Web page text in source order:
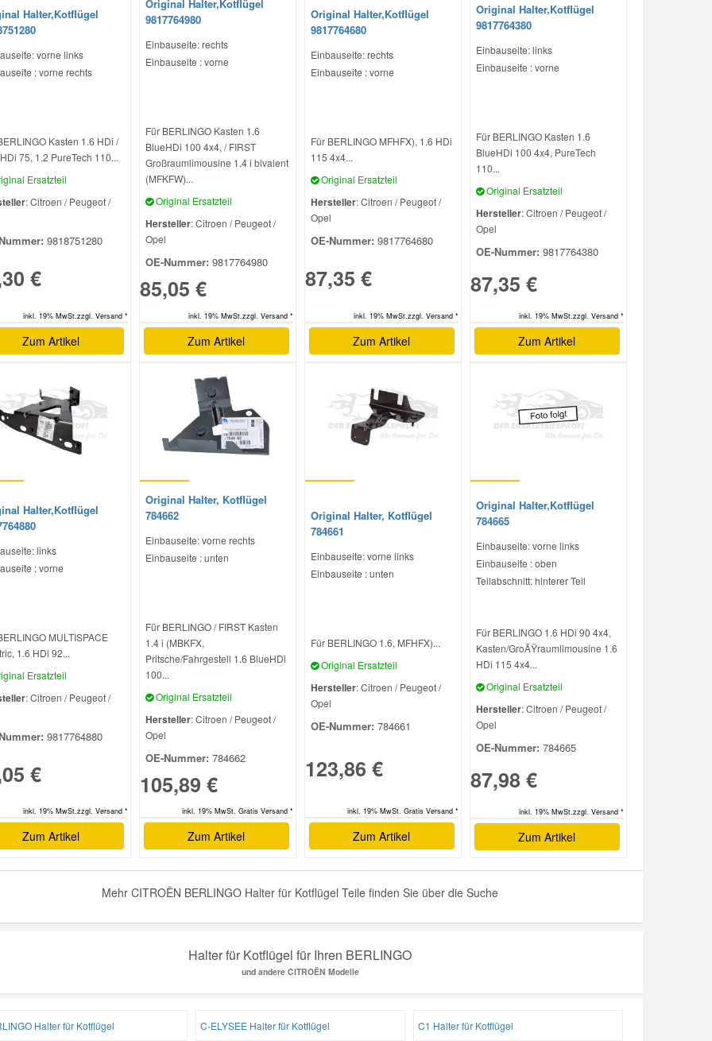
Halter,Kotflügel
vorne links
: vorne rechts
Kasten 1.6 HDi /
75, 1.2 PureTech 110...
Ersatzteil
: Citroen / Peugeot /
9818751280
€
inkl. 19% MwSt.zzgl. Versand *
Zum Artikel
Original Halter,Kotflügel
9817764980
Einbauseite: rechts
Einbauseite : vorne
Für BERLINGO Kasten 1.6
BlueHDi 100 4x4, / FIRST
Großraumlimousine 1.4 i bivalent
(MFKFW)...
Original Ersatzteil
Hersteller: Citroen / Peugeot /
Opel
OE-Nummer: 9817764980
85,05 €
inkl. 19% MwSt.zzgl. Versand *
Zum Artikel
Original Halter,Kotflügel
9817764680
Einbauseite: rechts
Einbauseite : vorne
Für BERLINGO MFHFX), 1.6 HDi
115 4x4...
Original Ersatzteil
Hersteller: Citroen / Peugeot /
Opel
OE-Nummer: 9817764680
87,35 €
inkl. 19% MwSt.zzgl. Versand *
Zum Artikel
Original Halter,Kotflügel
9817764380
Einbauseite: links
Einbauseite : vorne
Für BERLINGO Kasten 1.6
BlueHDi 100 4x4, PureTech
110...
Original Ersatzteil
Hersteller: Citroen / Peugeot /
Opel
OE-Nummer: 9817764380
87,35 €
inkl. 19% MwSt.zzgl. Versand *
Zum Artikel
Halter,Kotflügel
links
: vorne
MULTISPACE
1.6 HDi 92...
Ersatzteil
: Citroen / Peugeot /
9817764880
€
inkl. 19% MwSt.zzgl. Versand *
Zum Artikel
Original Halter, Kotflügel
784662
Einbauseite: vorne rechts
Einbauseite : unten
Für BERLINGO / FIRST Kasten
1.4 i (MBKFX,
Pritsche/Fahrgestell 1.6 BlueHDi
100...
Original Ersatzteil
Hersteller: Citroen / Peugeot /
Opel
OE-Nummer: 784662
105,89 €
inkl. 19% MwSt. Gratis Versand *
Zum Artikel
Original Halter, Kotflügel
784661
Einbauseite: vorne links
Einbauseite : unten
Für BERLINGO 1.6, MFHFX)...
Original Ersatzteil
Hersteller: Citroen / Peugeot /
Opel
OE-Nummer: 784661
123,86 €
inkl. 19% MwSt. Gratis Versand *
Zum Artikel
Original Halter,Kotflügel
784665
Einbauseite: vorne links
Einbauseite : oben
Teilabschnitt: hinterer Teil
Für BERLINGO 1.6 HDi 90 4x4,
Kasten/GroÃŸraumlimousine 1.6
HDi 115 4x4...
Original Ersatzteil
Hersteller: Citroen / Peugeot /
Opel
OE-Nummer: 784665
87,98 €
inkl. 19% MwSt.zzgl. Versand *
Zum Artikel
Mehr CITROËN BERLINGO Halter für Kotflügel Teile finden Sie über die Suche
Halter für Kotflügel für Ihren BERLINGO
und andere CITROËN Modelle
Halter für Kotflügel C-ELYSEE Halter für Kotflügel C1 Halter für Kotflügel